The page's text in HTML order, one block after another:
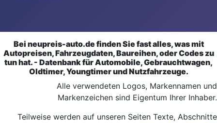
Bei neupreis-auto.de finden Sie fast alles, was mit
Autopreisen, Fahrzeugdaten, Baureihen, oder Codes zu
tun hat. - Datenbank für Automobile, Gebrauchtwagen,
Oldtimer, Youngtimer und Nutzfahrzeuge.
Alle verwendeten Logos, Markennamen und
Markenzeichen sind Eigentum Ihrer Inhaber.
Teilweise werden auf unseren Seiten Texte, Abschnitte